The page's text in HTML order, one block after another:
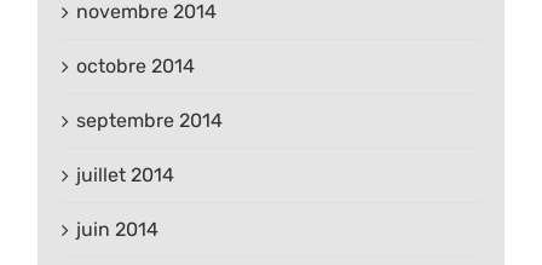
novembre 2014
octobre 2014
septembre 2014
juillet 2014
juin 2014